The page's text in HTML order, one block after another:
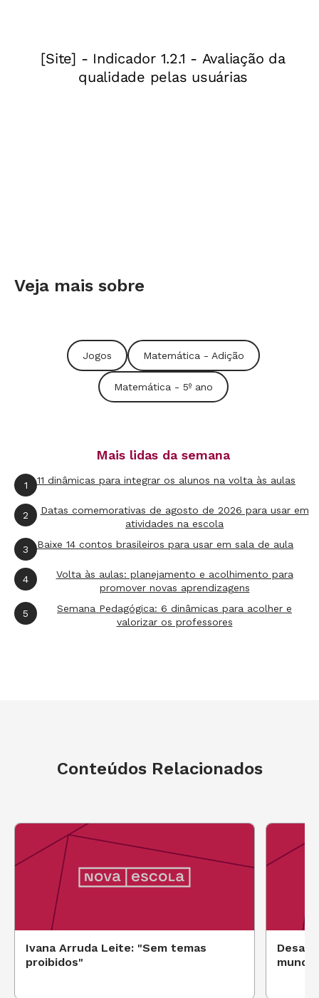
Veja mais sobre
Jogos Matemática - Adição
Matemática - 5º ano
Mais lidas da semana
1 11 dinâmicas para integrar os alunos na volta às aulas
2
Datas comemorativas de agosto de 2026 para usar em
atividades na escola
3 Baixe 14 contos brasileiros para usar em sala de aula
4
Volta às aulas: planejamento e acolhimento para
promover novas aprendizagens
5
Semana Pedagógica: 6 dinâmicas para acolher e
valorizar os professores
Conteúdos Relacionados
Ivana Arruda Leite: "Sem temas
proibidos"
mundo